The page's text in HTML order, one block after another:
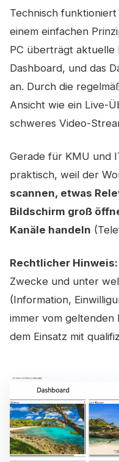
Technisch
einem einfachen
PC überträgt aktuelle
Dashboard, und das
an. Durch die
Ansicht wie ein Live-
schweres Video-
Gerade für KMU und
praktisch, weil der
scannen, etwas
Bildschirm groß
Kanäle handeln
Rechtlicher Hinweis:
Zwecke und unter
(Information,
immer vom geltenden
dem Einsatz mit